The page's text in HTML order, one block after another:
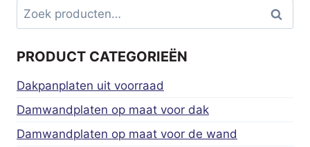
Zoeken
naar:
Zoeken
PRODUCT CATEGORIEËN
Dakpanplaten uit voorraad
Damwandplaten op maat voor dak
Damwandplaten op maat voor de wand